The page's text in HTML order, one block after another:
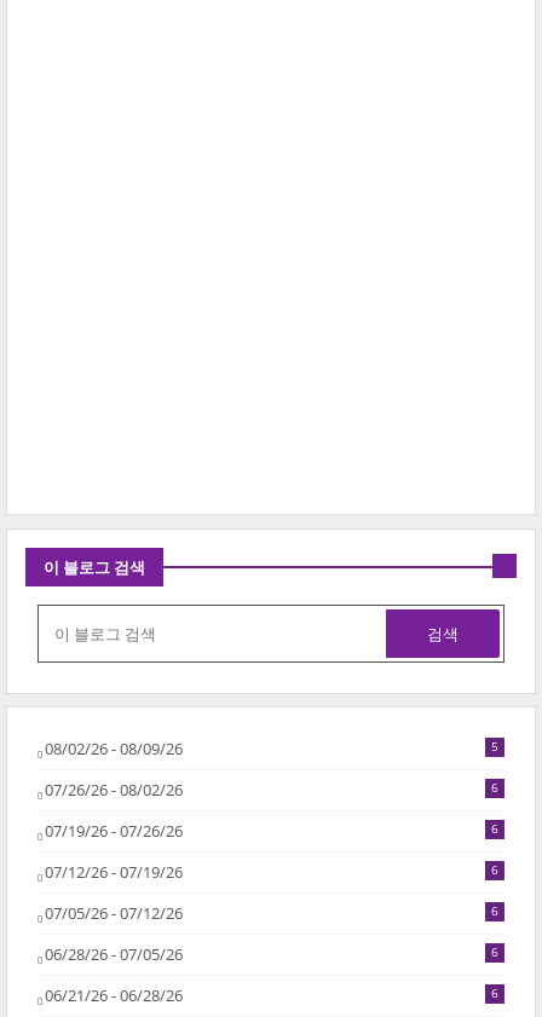
이 블로그 검색
08/02/26 - 08/09/26 5
07/26/26 - 08/02/26 6
07/19/26 - 07/26/26 6
07/12/26 - 07/19/26 6
07/05/26 - 07/12/26 6
06/28/26 - 07/05/26 6
06/21/26 - 06/28/26 6